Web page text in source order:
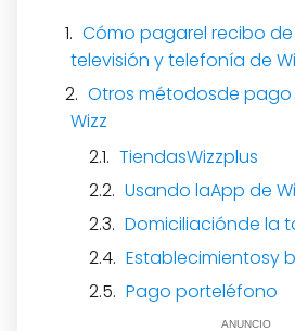
Cómo pagarel recibo
televisión y telefonía de
Otros métodosde
Wizz
TiendasWizzplus
Usando laApp de
Domiciliaciónde la
Establecimientosy
Pago porteléfono
ANUNCIO